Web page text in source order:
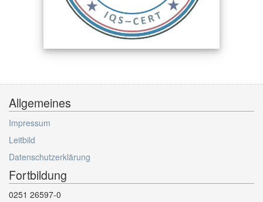
Allgemeines
Impressum
Leitbild
Datenschutzerklärung
Fortbildung
0251 26597-0